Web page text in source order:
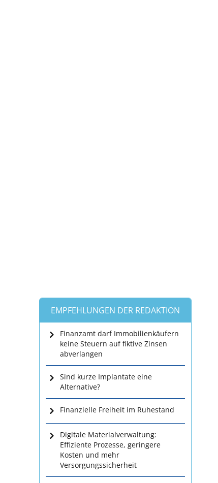
EMPFEHLUNGEN DER REDAKTION
Finanzamt darf Immobilienkäufern
keine Steuern auf fiktive Zinsen
abverlangen
Sind kurze Implantate eine
Alternative?
Finanzielle Freiheit im Ruhestand
Digitale Materialverwaltung:
Effiziente Prozesse, geringere
Kosten und mehr
Versorgungssicherheit